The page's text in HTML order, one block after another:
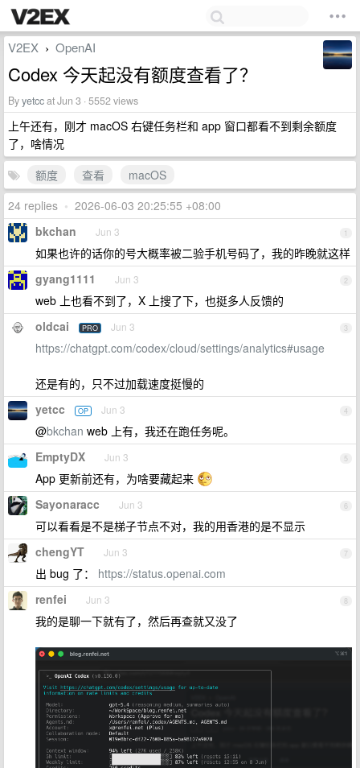
V2EX › OpenAI
Codex 今天起没有额度查看了？
Byyetccat Jun 3 · 5552 views
上午还有，刚才 macOS 右键任务栏和 app 窗口都看不到剩余额度
了，啥情况
额度
查看
macOS
24 replies • 2026-06-03 20:25:55 +08:00
1
bkchan Jun 3
如果也许的话你的号大概率被二验手机号码了，我的昨晚就这样
2
gyang1111 Jun 3
web 上也看不到了，X 上搜了下，也挺多人反馈的
3
oldcai PRO Jun 3
https://chatgpt.com/codex/cloud/settings/analytics#usage
还是有的，只不过加载速度挺慢的
4
yetcc OP Jun 3
@bkchan web 上有，我还在跑任务呢。
5
EmptyDX Jun 3
App 更新前还有，为啥要藏起来
6
Sayonaracc Jun 3
可以看看是不是梯子节点不对，我的用香港的是不显示
7
chengYT Jun 3
出 bug 了： https://status.openai.com
8
renfei Jun 3
我的是聊一下就有了，然后再查就又没了